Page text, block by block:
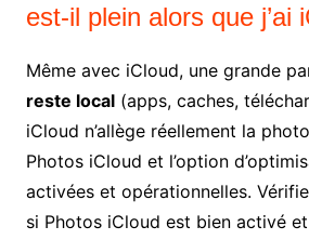
est-il plein alors que j’ai
Même avec iCloud, une grande
reste local(apps, caches,
iCloud n’allège réellement la
Photos iCloud et l’option
activées et opérationnelles.
si Photos iCloud est bien activé